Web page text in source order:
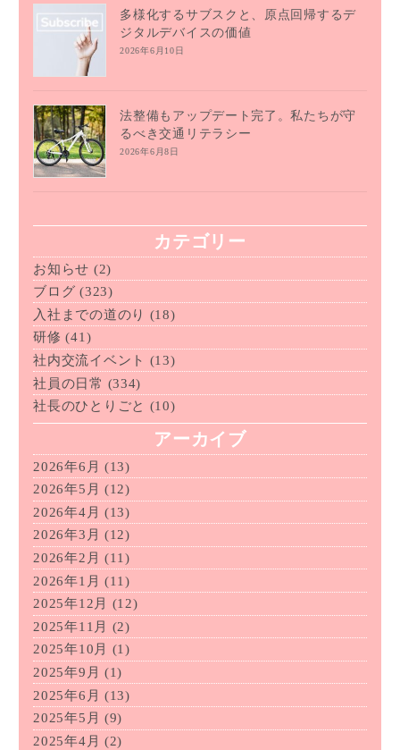
多様化するサブスクと、原点回帰するデ
ジタルデバイスの価値
2026年6月10日
法整備もアップデート完了。私たちが守
るべき交通リテラシー
2026年6月8日
カテゴリー
お知らせ (2)
ブログ (323)
入社までの道のり (18)
研修 (41)
社内交流イベント (13)
社員の日常 (334)
社長のひとりごと (10)
アーカイブ
2026年6月 (13)
2026年5月 (12)
2026年4月 (13)
2026年3月 (12)
2026年2月 (11)
2026年1月 (11)
2025年12月
(12)
2025年11月
(2)
2025年10月
(1)
2025年9月 (1)
2025年6月 (13)
2025年5月 (9)
2025年4月 (2)